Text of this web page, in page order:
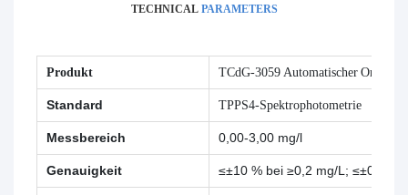
TECHNICAL PARAMETERS
Produkt TCdG-3059 Automatischer Online-
Standard TPPS4-Spektrophotometrie
Messbereich 0,00-3,00 mg/l
Genauigkeit ≤±10 % bei ≥0,2 mg/L; ≤±0,02